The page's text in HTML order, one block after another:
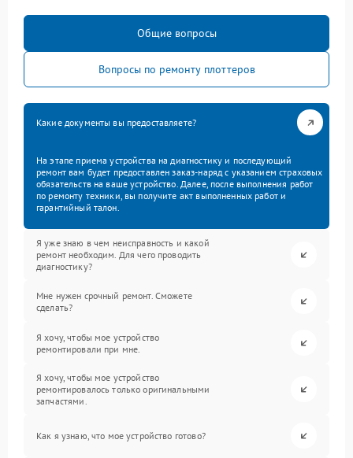
Общие вопросы
Вопросы по ремонту плоттеров
Какие документы вы предоставляете?
На этапе приема устройства на диагностику и последующий
ремонт вам будет предоставлен заказ-наряд с указанием страховых
обязательств на ваше устройство. Далее, после выполнения работ
по ремонту техники, вы получите акт выполненных работ и
гарантийный талон.
Я уже знаю в чем неисправность и какой
ремонт необходим. Для чего проводить
диагностику?
Мне нужен срочный ремонт. Сможете
сделать?
Я хочу, чтобы мое устройство
ремонтировали при мне.
Я хочу, чтобы мое устройство
ремонтировалось только оригинальными
запчастями.
Как я узнаю, что мое устройство готово?